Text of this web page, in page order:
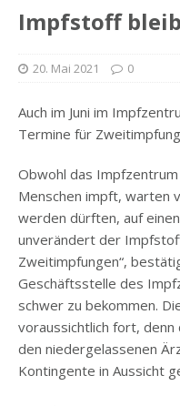
Impfstoff
20. Mai 2021 0
Auch im Juni im
Termine für
Obwohl das
Menschen impft, warten
werden dürften, auf
unverändert der
Zweitimpfungen“,
Geschäftsstelle des
schwer zu bekommen.
voraussichtlich fort, denn
den niedergelassenen
Kontingente in Aussicht